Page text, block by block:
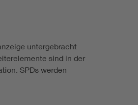
untergebracht
sind in der
SPDs werden